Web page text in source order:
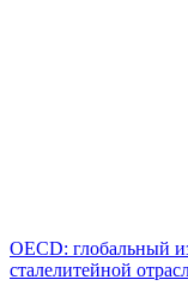
OECD: глобальный
сталелитейной